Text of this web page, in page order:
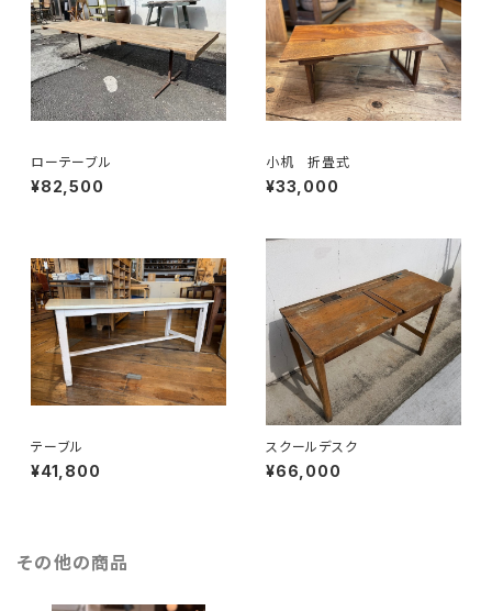
ローテーブル
¥82,500
小机 折畳式
¥33,000
テーブル
¥41,800
スクールデスク
¥66,000
その他の商品